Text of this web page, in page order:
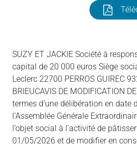
SUZY ET JACKIE Société à
capital de 20 000 euros Siège
Leclerc 22700 PERROS GUIREC
BRIEUCAVIS DE MODIFICATION
termes d’une délibération en date
l’Assemblée Générale
l’objet social à l’activité de
01/05/2026 et de modifier en